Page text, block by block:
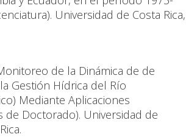
Universidad de Costa Rica,
de la Dinámica de de
Gestión Hídrica del Río
Mediante Aplicaciones
de Doctorado). Universidad de
.